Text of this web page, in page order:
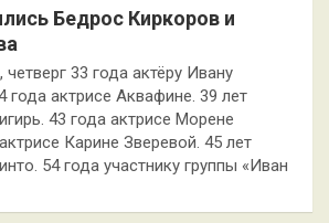
Бедрос Киркоров и
33 года актёру Ивану
года актрисе Аквафине. 39 лет
43 года актрисе Морене
Карине Зверевой. 45 лет
54 года участнику группы «Иван